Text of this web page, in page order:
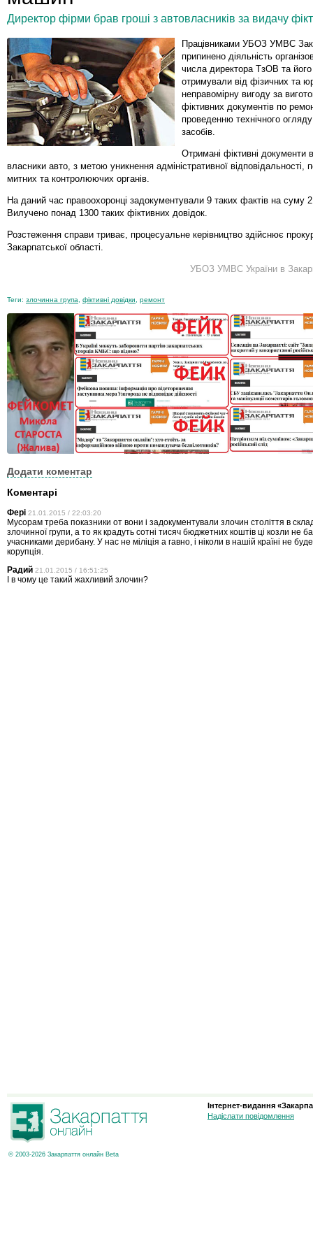
Директор фірми брав гроші з автовласників за видачу
Працівниками УБОЗ УМВС
припинено діяльність
числа директора ТзОВ та його
отримували від фізичних та
неправомірну вигоду за
фіктивних документів по
проведенню технічного
засобів.
Отримані фіктивні
власники авто, з метою уникнення адміністративної відповідальності,
митних та контролюючих органів.
На даний час правоохоронці задокументували 9 таких фактів на суму
Вилучено понад 1300 таких фіктивних довідок.
Розстеження справи триває, процесуальне керівництво здійснює
Закарпатської області.
УБОЗ УМВС України в
Теги: злочинна група фіктивні довідки ремонт
Додати коментар
Коментарі
Фері 21.01.2015 / 22:03:20
Мусорам треба показники от вони і задокументували злочин століття в
злочинної групи, а то як крадуть сотні тисяч бюджетних коштів ці козли не
учасниками дерибану. У нас не міліція а гавно, і ніколи в нашій країні не
корупція.
Радий 21.01.2015 / 16:51:25
І в чому це такий жахливий злочин?
© 2003-2026 Закарпаття онлайн Beta
Інтернет-видання
Надіслати повідомлення